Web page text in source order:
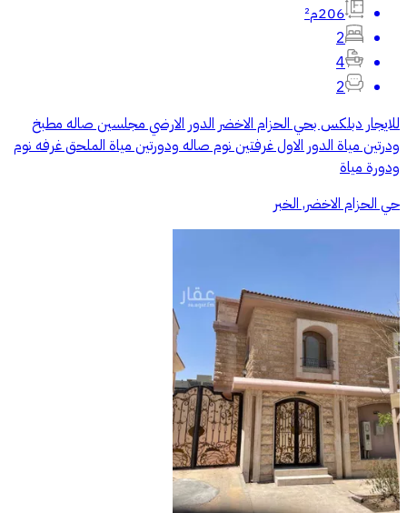
206م²
2
4
2
للايجار دبلكس بحي الحزام الاخضر الدور الارضي مجلسين صاله مطبخ
ودرتين مياة الدور الاول غرفتين نوم صاله ودورتين مياة الملحق غرفه نوم
ودورة مياة
حي الحزام الاخضر, الخبر